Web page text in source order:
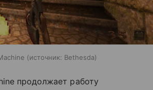
источник: Bethesda
продолжает работу